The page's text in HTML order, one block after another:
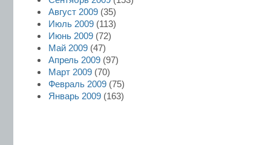
Август 2009 (35)
Июль 2009 (113)
Июнь 2009 (72)
Май 2009 (47)
Апрель 2009 (97)
Март 2009 (70)
Февраль 2009 (75)
Январь 2009 (163)